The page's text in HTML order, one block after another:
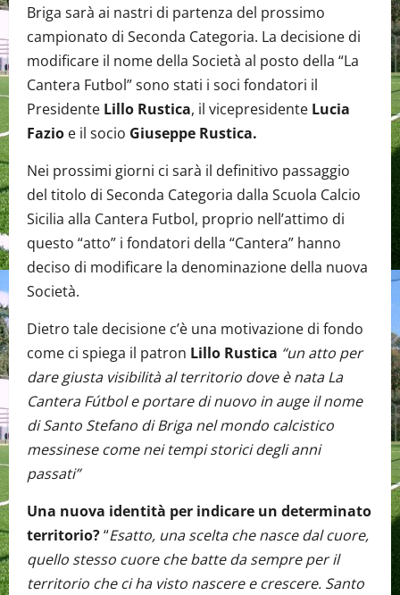
Briga sarà ai nastri di partenza del prossimo
campionato di Seconda Categoria. La decisione di
modificare il nome della Società al posto della “La
Cantera Futbol” sono stati i soci fondatori il
Presidente Lillo Rustica, il vicepresidente Lucia
Fazio e il socio Giuseppe Rustica.
Nei prossimi giorni ci sarà il definitivo passaggio
del titolo di Seconda Categoria dalla Scuola Calcio
Sicilia alla Cantera Futbol, proprio nell’attimo di
questo “atto” i fondatori della “Cantera” hanno
deciso di modificare la denominazione della nuova
Società.
Dietro tale decisione c’è una motivazione di fondo
come ci spiega il patron Lillo Rustica “un atto per
dare giusta visibilità al territorio dove è nata La
Cantera Fútbol e portare di nuovo in auge il nome
di Santo Stefano di Briga nel mondo calcistico
messinese come nei tempi storici degli anni
passati”
Una nuova identità per indicare un determinato
territorio?“Esatto, una scelta che nasce dal cuore,
quello stesso cuore che batte da sempre per il
territorio che ci ha visto nascere e crescere. Santo